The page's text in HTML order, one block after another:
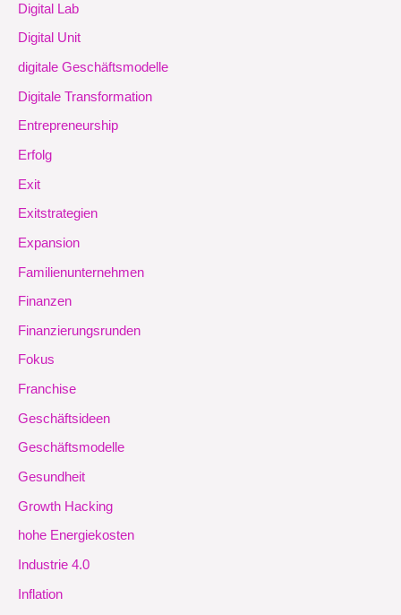
Digital Lab
Digital Unit
digitale Geschäftsmodelle
Digitale Transformation
Entrepreneurship
Erfolg
Exit
Exitstrategien
Expansion
Familienunternehmen
Finanzen
Finanzierungsrunden
Fokus
Franchise
Geschäftsideen
Geschäftsmodelle
Gesundheit
Growth Hacking
hohe Energiekosten
Industrie 4.0
Inflation